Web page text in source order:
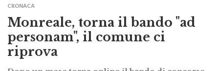
CRONACA
Monreale, torna il bando "ad
personam", il comune ci
riprova